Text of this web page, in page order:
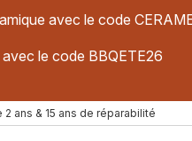
avec le code
le code BBQETE26
2 ans & 15 ans de réparabilité